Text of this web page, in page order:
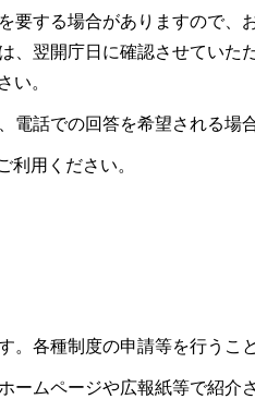
する場合がありますので、
翌開庁日に確認させていた
い。
話での回答を希望される場
用ください。
各種制度の申請等を行うこ
ムページや広報紙等で紹介